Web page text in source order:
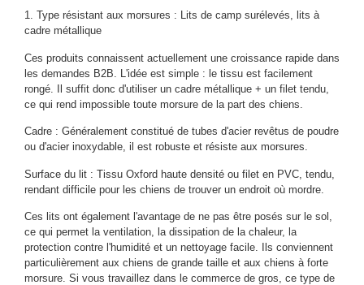
1. Type résistant aux morsures : Lits de camp surélevés, lits à
cadre métallique
Ces produits connaissent actuellement une croissance rapide dans
les demandes B2B. L'idée est simple : le tissu est facilement
rongé. Il suffit donc d'utiliser un cadre métallique + un filet tendu,
ce qui rend impossible toute morsure de la part des chiens.
Cadre : Généralement constitué de tubes d'acier revêtus de poudre
ou d'acier inoxydable, il est robuste et résiste aux morsures.
Surface du lit : Tissu Oxford haute densité ou filet en PVC, tendu,
rendant difficile pour les chiens de trouver un endroit où mordre.
Ces lits ont également l'avantage de ne pas être posés sur le sol,
ce qui permet la ventilation, la dissipation de la chaleur, la
protection contre l'humidité et un nettoyage facile. Ils conviennent
particulièrement aux chiens de grande taille et aux chiens à forte
morsure. Si vous travaillez dans le commerce de gros, ce type de